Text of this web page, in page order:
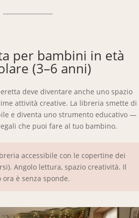
per bambini in età
(3–6 anni)
deve diventare anche uno spazio
attività creative. La libreria smette di
e diventa uno strumento educativo —
che puoi fare al tuo bambino.
accessibile con le copertine dei
Angolo lettura, spazio creatività. Il
ora è senza sponde.